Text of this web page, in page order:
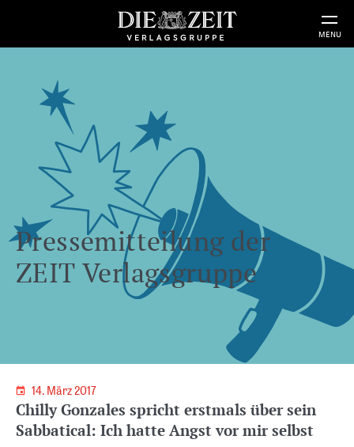
MENU
Pressemitteilung der
ZEIT Verlagsgruppe
14. März 2017
Chilly Gonzales spricht erstmals über sein
Sabbatical: Ich hatte Angst vor mir selbst